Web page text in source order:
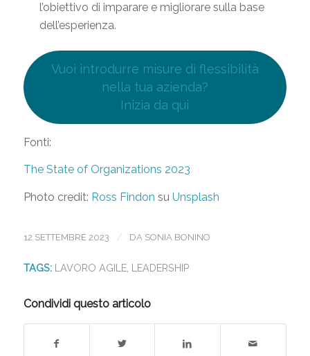
l’obiettivo di imparare e migliorare sulla base
dell’esperienza.
Vuoi introdurre misure di flessibilità
nella tua azienda?
Inizia da qui
Fonti:
The State of Organizations 2023
Photo credit: Ross Findon su Unsplash
12 SETTEMBRE 2023 / DA SONIA BONINO
TAGS: LAVORO AGILE, LEADERSHIP
Condividi questo articolo